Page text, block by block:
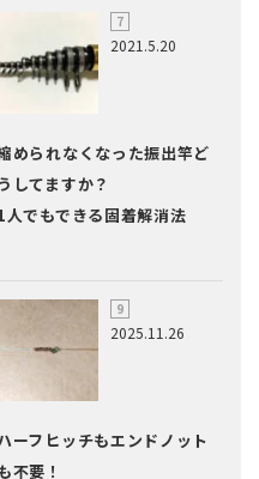
2021.5.20
められなくなった振出竿ど
うしてますか？
人でもできる固着解消法
2025.11.26
ーフヒッチもエンドノット
不要！